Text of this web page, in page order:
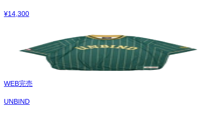
¥14,300
WEB完売
UNBIND